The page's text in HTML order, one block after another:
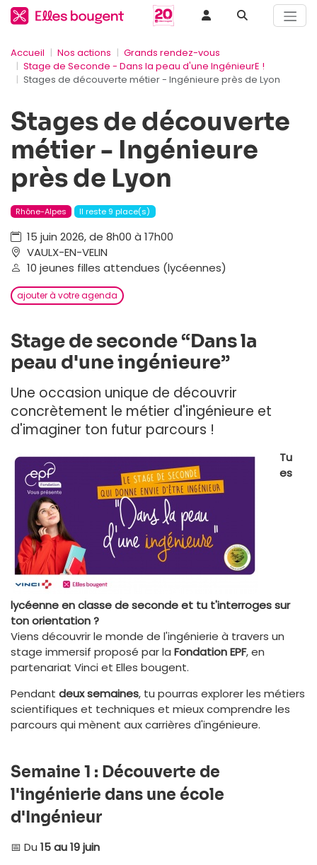
Accueil Nos actions
Grands rendez-vous
Stage de Seconde - Dans la peau d'une IngénieurE !
Stages de découverte métier - Ingénieure près de Lyon
Stages de découverte
métier - Ingénieure
près de Lyon
Rhône-Alpes Il reste 9 place(s)
15 juin 2026, de 8h00 à 17h00
VAULX-EN-VELIN
10 jeunes filles attendues (lycéennes)
ajouter à votre agenda
Stage de seconde “Dans la
peau d'une ingénieure”
Une occasion unique de découvrir
concrètement le métier d'ingénieure et
d'imaginer ton futur parcours !
Tu
es
lycéenne en classe de seconde et tu t'interroges sur
ton orientation ?
Viens découvrir le monde de l'ingénierie à travers un
stage immersif proposé par la Fondation EPF, en
partenariat Vinci et Elles bougent.
Pendant deux semaines, tu pourras explorer les métiers
scientifiques et techniques et mieux comprendre les
parcours qui mènent aux carrières d'ingénieure.
Semaine 1 : Découverte de
l'ingénierie dans une école
d'Ingénieur
📅 Du 15 au 19 juin